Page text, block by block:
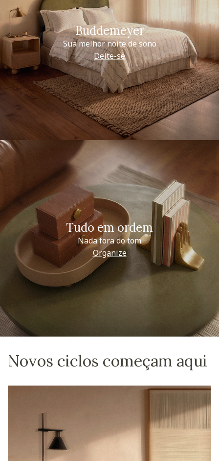
Buddemeyer
Sua melhor noite de sono
Deite-se
Tudo em ordem
Nada fora do tom
Organize
Novos ciclos começam aqui